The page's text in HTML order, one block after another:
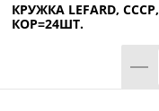
КРУЖКА LEFARD,
КОР=24ШТ.